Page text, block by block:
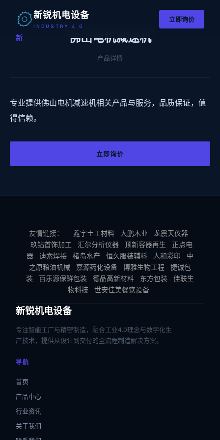
新
新锐机电设备
INDUSTRY 4.0
立即询价
佛山电机减速机
产品详情
专业提供佛山电机减速机相关产品与服务，品质保证，值
得信赖。
立即询价
友情链接： 鑫宇土工材料 大鹏木业
龙震天仪器
玖钻首饰加工
汇尔分析仪器 顶新容器再生
正点电
器
迪索焊接 楮岛水产 恒久服装辅料 人和彩印
中
之原粮油机械
嘉源药化设备 博雅生物工程
捷诚包
装
百乐源保鲜包装 德品高新材料 东方包装
佳联生
物科技
世安佳美餐饮设备
新锐机电设备
专注智能工厂与精密制造，融合工业4.0理念与数字化生
产技术，提供从设计到交付的全流程制造解决方案。
导航
首页
产品中心
行业资讯
关于我们